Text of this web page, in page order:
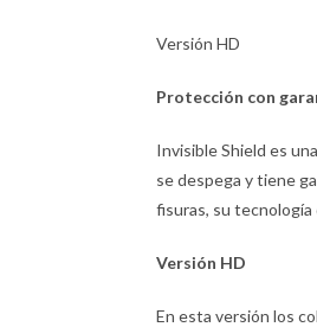
Versión HD
Protección con
Invisible Shield es una
se despega y tiene
fisuras, su tecnología
Versión HD
En esta versión los